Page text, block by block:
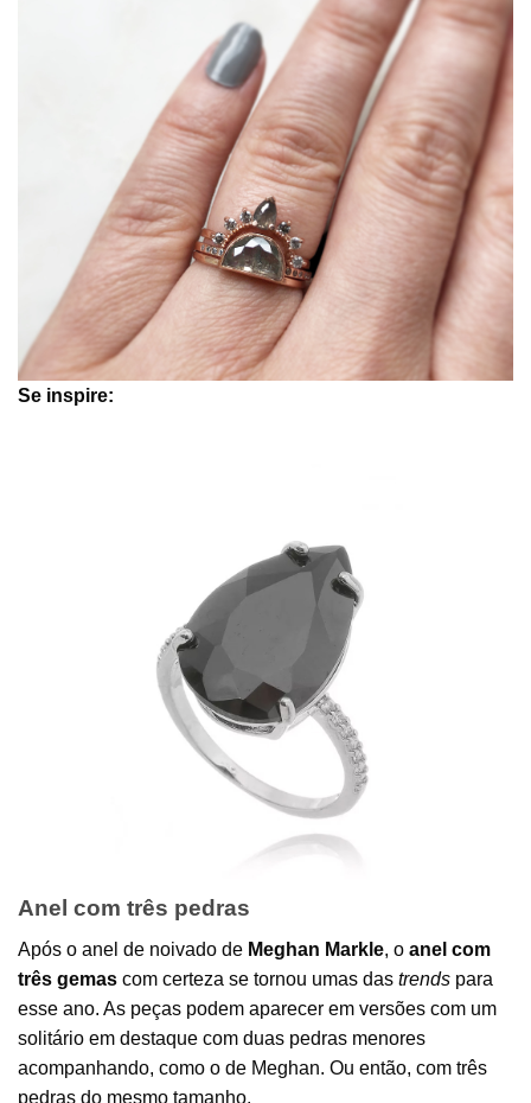
Se inspire:
Anel com três pedras
Após o anel de noivado de Meghan Markle, o anel com
três gemas com certeza se tornou umas das trends para
esse ano. As peças podem aparecer em versões com um
solitário em destaque com duas pedras menores
acompanhando, como o de Meghan. Ou então, com três
pedras do mesmo tamanho.